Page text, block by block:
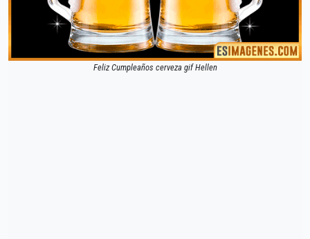
Feliz Cumpleaños cerveza gif Hellen